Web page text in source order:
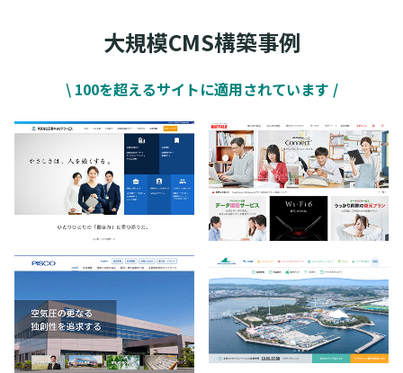
大規模CMS構築事例
\ 100を超えるサイトに適用されています /